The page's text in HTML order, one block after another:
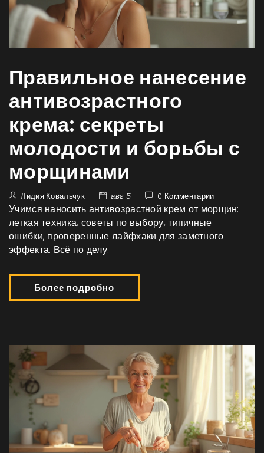
Правильное нанесение
антивозрастного
крема: секреты
молодости и борьбы с
морщинами
Лидия Ковальчук авг 5 0 Комментарии
Учимся наносить антивозрастной крем от морщин:
легкая техника, советы по выбору, типичные
ошибки, проверенные лайфхаки для заметного
эффекта. Всё по делу.
Более подробно